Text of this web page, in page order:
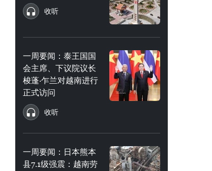
收听
一周要闻：泰王国国
会主席、下议院议长
梭蓬·乍兰对越南进行
正式访问
收听
一周要闻：日本熊本
县7.1级强震：越南劳